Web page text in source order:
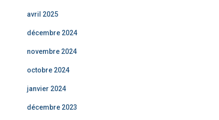
avril 2025
décembre 2024
novembre 2024
octobre 2024
janvier 2024
décembre 2023